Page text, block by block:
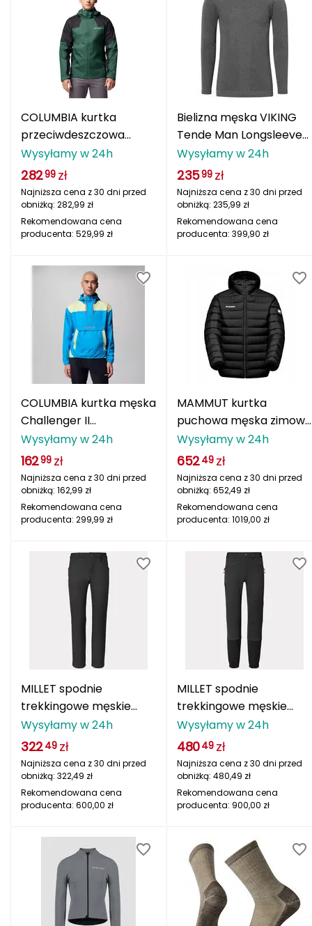
PATHFINDER
POC
PROSKARY
PROTEST
PUMA
Pearl Izumi
Primus
REDCLIFFS
REIMA
REUSCH
RUDY PROJECT
Robens
Rockland
Rollerblade
Rossignol
SCOOTANDRIDE
SEA TO SUMMIT
COLUMBIA kurtka
przeciwdeszczowa
męska Inner Limits III
zielony
Wysyłamy w 24h
28299 zł
Najniższa cena z 30 dni przed
obniżką: 282,99 zł
Rekomendowana cena
producenta: 529,99 zł
Bielizna męska VIKING
Tende Man Longsleeve
PrimaLoft Cashmere
szara
Wysyłamy w 24h
23599 zł
Najniższa cena z 30 dni przed
obniżką: 235,99 zł
Rekomendowana cena
producenta: 399,90 zł
COLUMBIA kurtka męska
Challenger II
Windbreaker niebieski
Wysyłamy w 24h
16299 zł
Najniższa cena z 30 dni przed
obniżką: 162,99 zł
Rekomendowana cena
producenta: 299,99 zł
MAMMUT kurtka
puchowa męska zimowa
Waymarker IN czarna
Wysyłamy w 24h
65249 zł
Najniższa cena z 30 dni przed
obniżką: 652,49 zł
Rekomendowana cena
producenta: 1019,00 zł
MILLET spodnie
trekkingowe męskie
UBIC WARM PANT M
Wysyłamy w 24h
32249 zł
Najniższa cena z 30 dni przed
obniżką: 322,49 zł
Rekomendowana cena
producenta: 600,00 zł
MILLET spodnie
trekkingowe męskie
PIERRA MENT XCS PANT
M
Wysyłamy w 24h
48049 zł
Najniższa cena z 30 dni przed
obniżką: 480,49 zł
Rekomendowana cena
producenta: 900,00 zł